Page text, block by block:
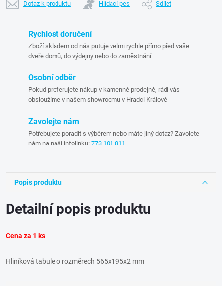
Dotaz k produktu Hlídací pes Sdílet
Rychlost doručení
Zboží skladem od nás putuje velmi rychle přímo před vaše
dveře domů, do výdejny nebo do zaměstnání
Osobní odběr
Pokud preferujete nákup v kamenné prodejně, rádi vás
obsloužíme v našem showroomu v Hradci Králové
Zavolejte nám
Potřebujete poradit s výběrem nebo máte jiný dotaz? Zavolete
nám na naši infolinku: 773 101 811
Popis produktu
Detailní popis produktu
Cena za 1 ks
Hliníková tabule o rozměrech 565x195x2 mm